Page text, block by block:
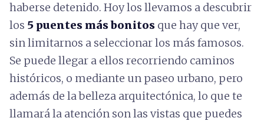
haberse detenido. Hoy los llevamos a descubrir
los 5 puentes más bonitos que hay que ver,
sin limitarnos a seleccionar los más famosos.
Se puede llegar a ellos recorriendo caminos
históricos, o mediante un paseo urbano, pero
además de la belleza arquitectónica, lo que te
llamará la atención son las vistas que puedes